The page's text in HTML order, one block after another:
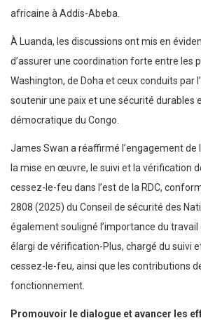
africaine à Addis-Abeba.
À Luanda, les discussions ont mis en
d’assurer une coordination forte entre les
Washington, de Doha et ceux conduits par
soutenir une paix et une sécurité durables
démocratique du Congo.
James Swan a réaffirmé l’engagement de
la mise en œuvre, le suivi et la vérification
cessez-le-feu dans l’est de la RDC,
2808 (2025) du Conseil de sécurité des
également souligné l’importance du
élargi de vérification-Plus, chargé du suivi
cessez-le-feu, ainsi que les contributions
fonctionnement.
Promouvoir le dialogue et avancer les